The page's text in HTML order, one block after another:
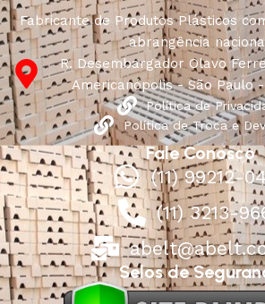
Fabricante de Produtos Plásticos
abrangência
R. Desembargador Olavo
Americanópolis - São Paulo
Política de
Política de Troca e
Fale Conosco
(11) 99212-
(11) 3213-
Selos de